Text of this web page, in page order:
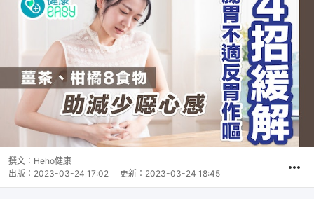
撰文： Heho健康
出版： 2023-03-24 17:02 更新： 2023-03-24 18:45